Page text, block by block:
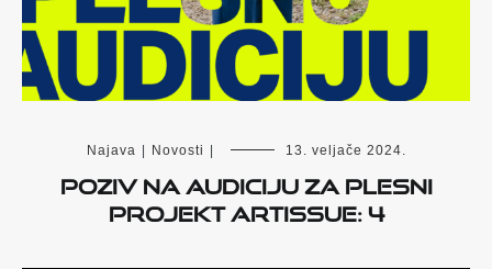
Najava Novosti 13. veljače 2024.
Poziv na audiciju za plesni
projekt ARTissue: 4